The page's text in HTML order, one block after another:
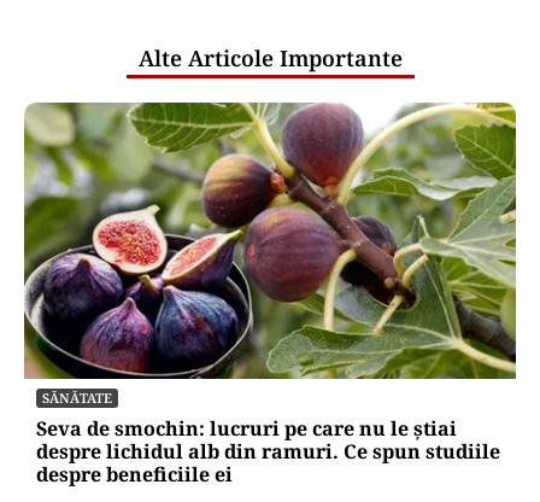
Alte Articole Importante
SĂNĂTATE
Seva de smochin: lucruri pe care nu le știai
despre lichidul alb din ramuri. Ce spun studiile
despre beneficiile ei